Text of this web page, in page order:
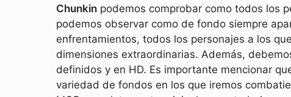
Chunkin podemos comprobar como todos los
podemos observar como de fondo siempre
enfrentamientos, todos los personajes a los
dimensiones extraordinarias. Además,
definidos y en HD. Es importante mencionar
variedad de fondos en los que iremos